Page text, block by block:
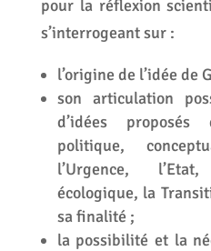
pour la réflexion
s’interrogeant sur :
l’origine de l’idée de
son articulation
d’idées
politique,
l’Urgence,
écologique, la
sa finalité ;
la possibilité et la